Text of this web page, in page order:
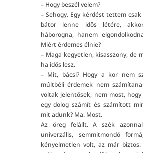
– Hogy beszél velem?
– Sehogy. Egy kérdést tettem
bátor lenne idős létére,
háborogna, hanem
Miért érdemes élnie?
– Maga kegyetlen, kisasszony, de
ha idős lesz.
– Mit, bácsi? Hogy a kor nem
múltbéli érdemek nem
voltak jelentősek, nem most,
egy dolog számít és számított
mit adunk? Ma. Most.
Az öreg felállt. A szék azonnal
univerzális, semmitmondó
kényelmetlen volt, az már